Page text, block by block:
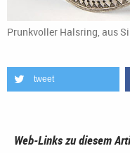
Prunkvoller Halsring, aus
tweet
Web-Links zu diesem